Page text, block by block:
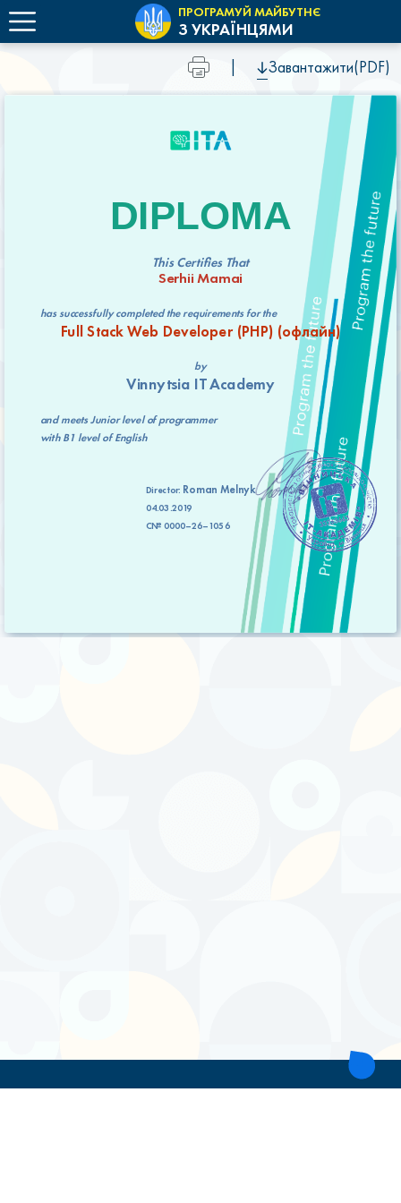
ПРОГРАМУЙ МАЙБУТНЄ
З УКРАЇНЦЯМИ
|
Завантажити(PDF)
DIPLOMA
This Certifies That
Serhii Mamai
has successfully completed the requirements for the
Full Stack Web Developer (РНР) (офлайн)
by
Vinnytsia IT Academy
and meetsJunior levelof programmer
withB1 levelof English
Director: Roman Melnyk
04.03.2019
C№ 0000–26–1056